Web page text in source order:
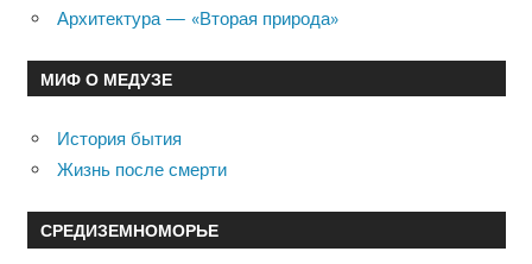
Архитектура — «Вторая природа»
МИФ О МЕДУЗЕ
История бытия
Жизнь после смерти
СРЕДИЗЕМНОМОРЬЕ